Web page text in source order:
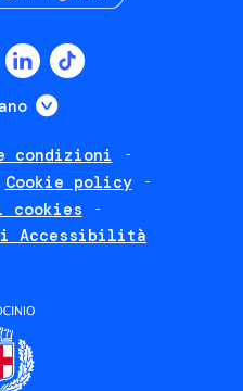
Mostra ulteriori
condizioni
Cookie policy
cookies
Accessibilità